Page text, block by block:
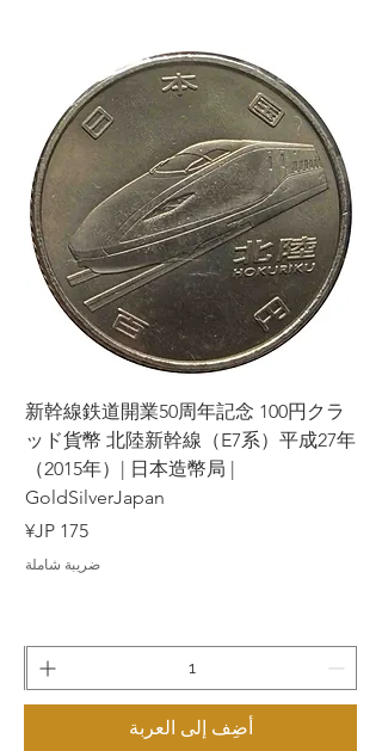
يرجى دراسة المنتجات والشروط بعناية قبل
تقديم طلبك واتخاذ قرارك.
نشكر تفهمكم وتعاونكم. رضاكم هو أولويتنا
القصوى، وسنبذل قصارى جهدنا لنقدم لكم
تجربة تسوق مميزة.
المعلومات المنشورة على موقعنا الإلكتروني
وخدماتنا هي لأغراض إعلامية عامة فقط،
وليست لتقديم استشارات استثمارية أو طلب
عروض. نسعى جاهدين لضمان دقة المعلومات
التي نقدمها، ولكننا لا نضمن اكتمالها أو دقتها.
新幹線鉄道開業50周年記念 100円クラ
ッド貨幣 北陸新幹線（E7系）平成27年
（2015年）| 日本造幣局 |
GoldSilverJapan
السعر
ضريبة شاملة
أضِف إلى العربة